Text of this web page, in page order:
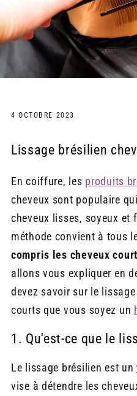
4 OCTOBRE 2023
Lissage brésilien
En coiffure, les produits
cheveux sont populaire
cheveux lisses, soyeux et
méthode convient à tous
compris les cheveux
allons vous expliquer en
devez savoir sur le
courts que vous soyez un
1. Qu'est-ce que le
Le lissage brésilien est un
vise à détendre les